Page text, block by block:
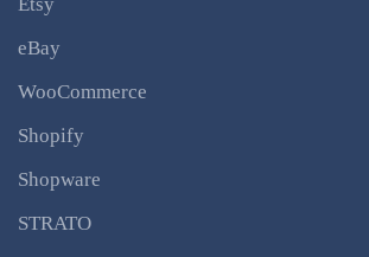
eBay
WooCommerce
Shopify
Shopware
STRATO